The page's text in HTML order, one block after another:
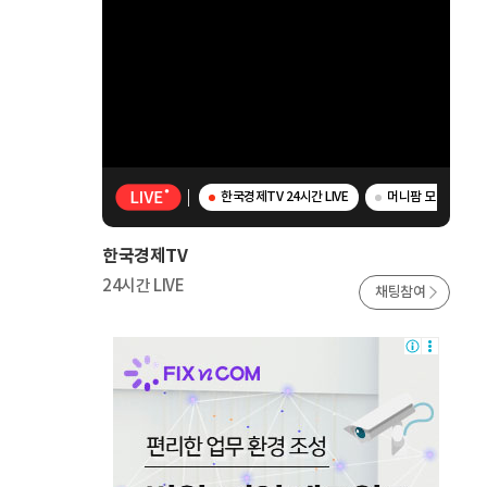
한국경제TV 24시간 LIVE 머니팜 모닝라이브
한국경제TV
24시간 LIVE 채팅참여